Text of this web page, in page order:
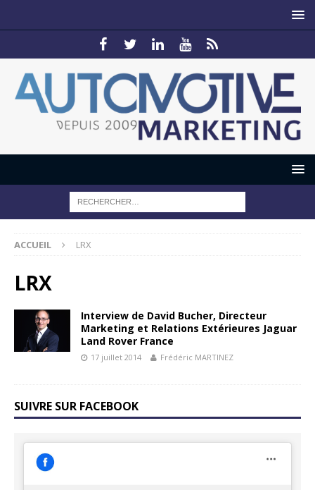
ACCUEIL LRX
LRX
Interview de David Bucher, Directeur
Marketing et Relations Extérieures Jaguar
Land Rover France
17 juillet 2014 Frédéric MARTINEZ
SUIVRE SUR FACEBOOK